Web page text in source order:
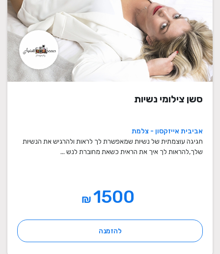
סשן צילומי נשיות
אביבית אייזקסון - צלמת
חגיגה עוצמתית של נשיות שמאפשרת לך לראות ולהרגיש את הנשיות
שלך,להראות לך איך את הראית כשאת מחוברת לנש ...
₪
להזמנה